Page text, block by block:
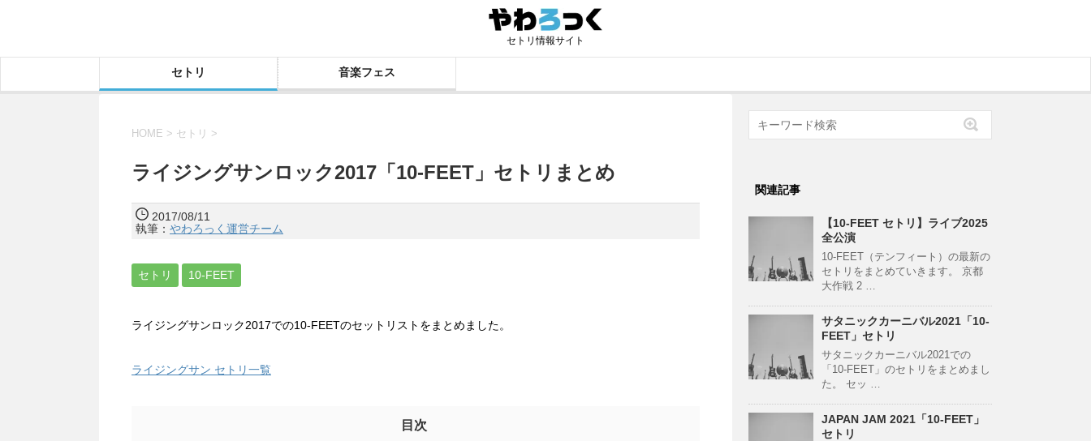
セトリ情報サイト
セトリ 音楽フェス
HOME > セトリ >
ライジングサンロック2017「10-FEET」セトリまとめ
2017/08/11
執筆： やわろっく運営チーム
セトリ 10-FEET
ライジングサンロック2017での10-FEETのセットリストをまとめました。
ライジングサン セトリ一覧
目次
関連記事
【10-FEET セトリ】ライブ2025
全公演
10-FEET（テンフィート）の最新の
セトリをまとめていきます。 京都
大作戦 2 …
サタニックカーニバル2021「10-
FEET」セトリ
サタニックカーニバル2021での
「10-FEET」のセトリをまとめまし
た。 セッ …
JAPAN JAM 2021「10-FEET」
セトリ